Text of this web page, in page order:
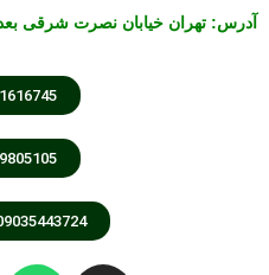
آدرس: تهران خیابان نصرت شرقی بعد از
09035443724